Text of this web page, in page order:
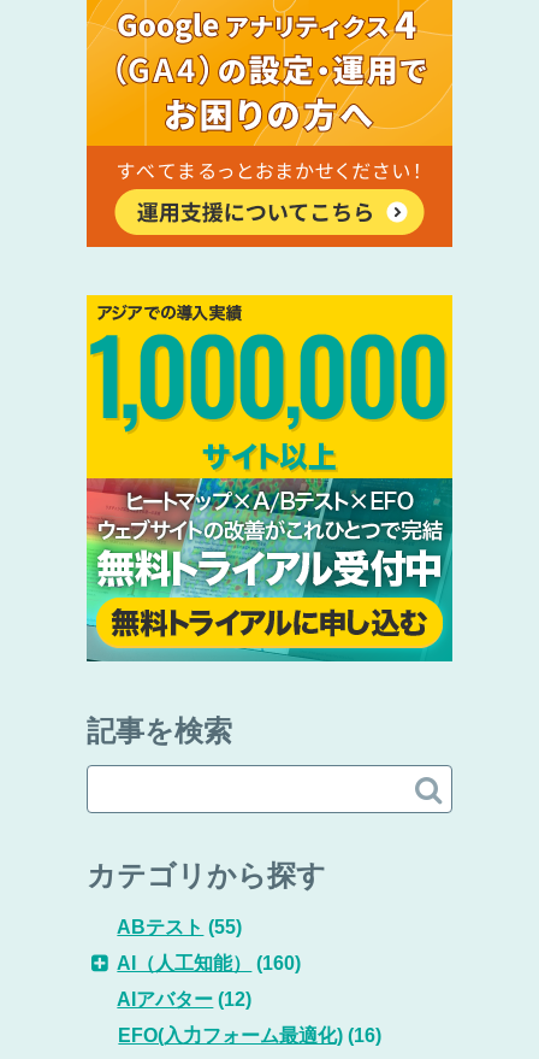
記事を検索

カテゴリから探す
ABテスト (55)
AI（人工知能）
(160)
AIアバター (12)
EFO(入力フォーム最適化) (16)